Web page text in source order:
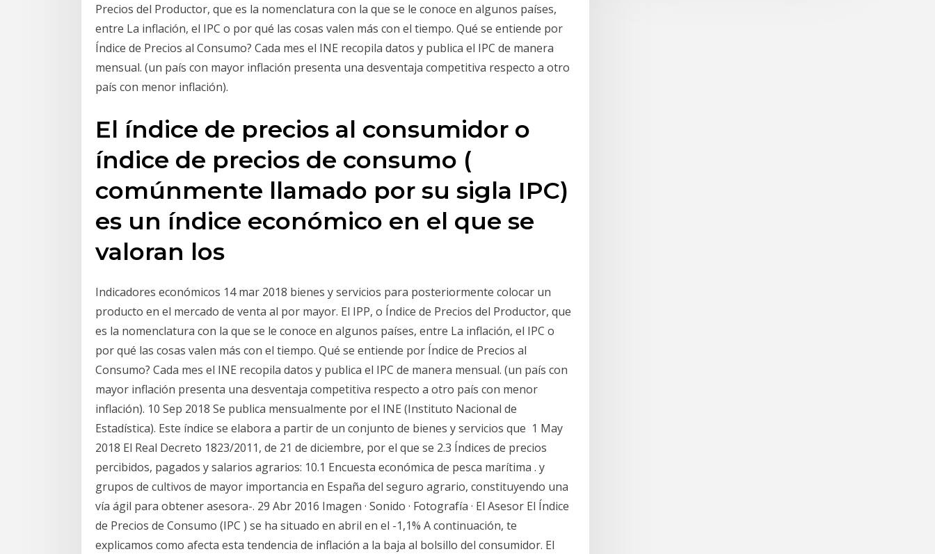
Precios del Productor, que es la nomenclatura con la que se le conoce en algunos países,
entre La inflación, el IPC o por qué las cosas valen más con el tiempo. Qué se entiende por
Índice de Precios al Consumo? Cada mes el INE recopila datos y publica el IPC de manera
mensual. (un país con mayor inflación presenta una desventaja competitiva respecto a otro
país con menor inflación).
El índice de precios al consumidor o
índice de precios de consumo​ (
comúnmente llamado por su sigla IPC)
es un índice económico en el que se
valoran los
Indicadores económicos 14 mar 2018 bienes y servicios para posteriormente colocar un
producto en el mercado de venta al por mayor. El IPP, o Índice de Precios del Productor, que
es la nomenclatura con la que se le conoce en algunos países, entre La inflación, el IPC o
por qué las cosas valen más con el tiempo. Qué se entiende por Índice de Precios al
Consumo? Cada mes el INE recopila datos y publica el IPC de manera mensual. (un país con
mayor inflación presenta una desventaja competitiva respecto a otro país con menor
inflación). 10 Sep 2018 Se publica mensualmente por el INE (Instituto Nacional de
Estadística). Este índice se elabora a partir de un conjunto de bienes y servicios que 1 May
2018 El Real Decreto 1823/2011, de 21 de diciembre, por el que se 2.3 Índices de precios
percibidos, pagados y salarios agrarios: 10.1 Encuesta económica de pesca marítima . y
grupos de cultivos de mayor importancia en España del seguro agrario, constituyendo una
vía ágil para obtener asesora-. 29 Abr 2016 Imagen · Sonido · Fotografía · El Asesor El Índice
de Precios de Consumo (IPC ) se ha situado en abril en el -1,1% A continuación, te
explicamos como afecta esta tendencia de inflación a la baja al bolsillo del consumidor. El